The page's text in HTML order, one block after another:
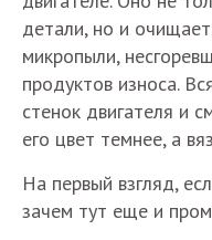
детали, но и
микропыли,
продуктов износа.
стенок двигателя и
его цвет темнее, а
На первый взгляд,
зачем тут еще и